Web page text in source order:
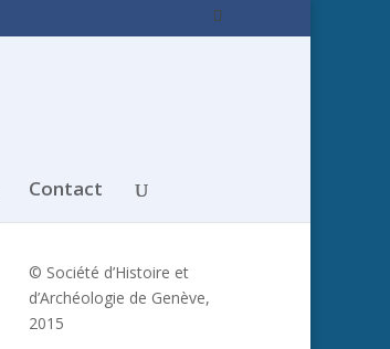
Contact
© Société d’Histoire et
d’Archéologie de Genève,
2015